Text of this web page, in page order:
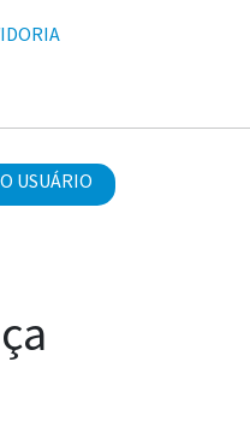
USUÁRIO